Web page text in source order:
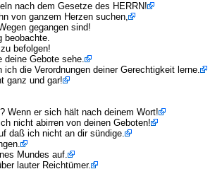
nach dem Gesetze des HERRN!
von ganzem Herzen suchen,
gegangen sind!
beobachte.
befolgen!
deine Gebote sehe.
die Verordnungen deiner Gerechtigkeit lerne.
ganz und gar!
Wenn er sich hält nach deinem Wort!
nicht abirren von deinen Geboten!
daß ich nicht an dir sündige.
Mundes auf.
lauter Reichtümer.